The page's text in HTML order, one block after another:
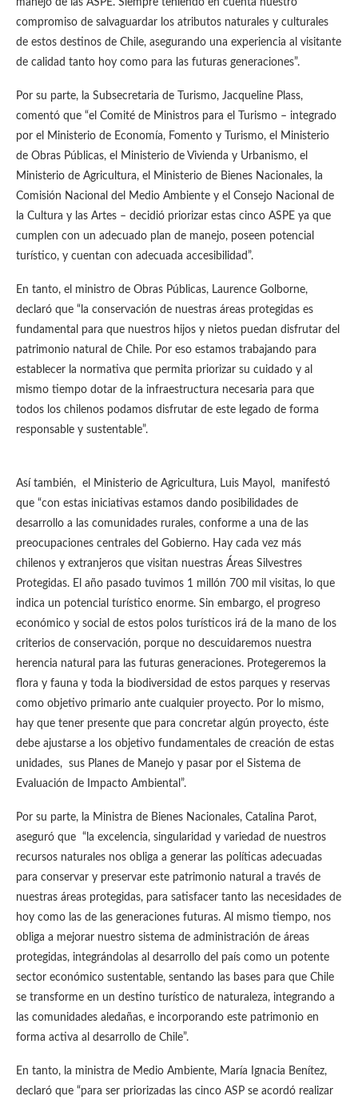
manejo de las ASPE. Siempre teniendo en cuenta nuestro
compromiso de salvaguardar los atributos naturales y culturales
de estos destinos de Chile, asegurando una experiencia al visitante
de calidad tanto hoy como para las futuras generaciones”.
Por su parte, la Subsecretaria de Turismo, Jacqueline Plass,
comentó que “el Comité de Ministros para el Turismo – integrado
por el Ministerio de Economía, Fomento y Turismo, el Ministerio
de Obras Públicas, el Ministerio de Vivienda y Urbanismo, el
Ministerio de Agricultura, el Ministerio de Bienes Nacionales, la
Comisión Nacional del Medio Ambiente y el Consejo Nacional de
la Cultura y las Artes – decidió priorizar estas cinco ASPE ya que
cumplen con un adecuado plan de manejo, poseen potencial
turístico, y cuentan con adecuada accesibilidad”.
En tanto, el ministro de Obras Públicas, Laurence Golborne,
declaró que “la conservación de nuestras áreas protegidas es
fundamental para que nuestros hijos y nietos puedan disfrutar del
patrimonio natural de Chile. Por eso estamos trabajando para
establecer la normativa que permita priorizar su cuidado y al
mismo tiempo dotar de la infraestructura necesaria para que
todos los chilenos podamos disfrutar de este legado de forma
responsable y sustentable”.
Así también, el Ministerio de Agricultura, Luis Mayol, manifestó
que “con estas iniciativas estamos dando posibilidades de
desarrollo a las comunidades rurales, conforme a una de las
preocupaciones centrales del Gobierno. Hay cada vez más
chilenos y extranjeros que visitan nuestras Áreas Silvestres
Protegidas. El año pasado tuvimos 1 millón 700 mil visitas, lo que
indica un potencial turístico enorme. Sin embargo, el progreso
económico y social de estos polos turísticos irá de la mano de los
criterios de conservación, porque no descuidaremos nuestra
herencia natural para las futuras generaciones. Protegeremos la
flora y fauna y toda la biodiversidad de estos parques y reservas
como objetivo primario ante cualquier proyecto. Por lo mismo,
hay que tener presente que para concretar algún proyecto, éste
debe ajustarse a los objetivo fundamentales de creación de estas
unidades, sus Planes de Manejo y pasar por el Sistema de
Evaluación de Impacto Ambiental”.
Por su parte, la Ministra de Bienes Nacionales, Catalina Parot,
aseguró que “la excelencia, singularidad y variedad de nuestros
recursos naturales nos obliga a generar las políticas adecuadas
para conservar y preservar este patrimonio natural a través de
nuestras áreas protegidas, para satisfacer tanto las necesidades de
hoy como las de las generaciones futuras. Al mismo tiempo, nos
obliga a mejorar nuestro sistema de administración de áreas
protegidas, integrándolas al desarrollo del país como un potente
sector económico sustentable, sentando las bases para que Chile
se transforme en un destino turístico de naturaleza, integrando a
las comunidades aledañas, e incorporando este patrimonio en
forma activa al desarrollo de Chile”.
En tanto, la ministra de Medio Ambiente, María Ignacia Benítez,
declaró que “para ser priorizadas las cinco ASP se acordó realizar